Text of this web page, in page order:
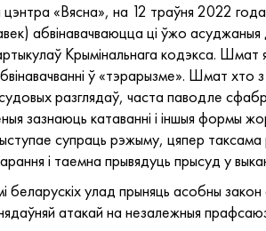
«Вясна», на 12 траўня 2022 года
абвінавачваюцца ці ўжо
Крымінальнага кодэкса. Шмат
ў «тэрарызме». Шмат
разглядаў, часта паводле
зазнаюць катаванні і іншыя формы
супраць рэжыму, цяпер таксама
і таемна прывядуць прысуд у
беларускіх улад прыняць асобны
атакай на незалежныя